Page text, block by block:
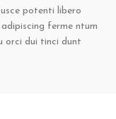
potenti libero
ferme ntum
orci dui tinci dunt